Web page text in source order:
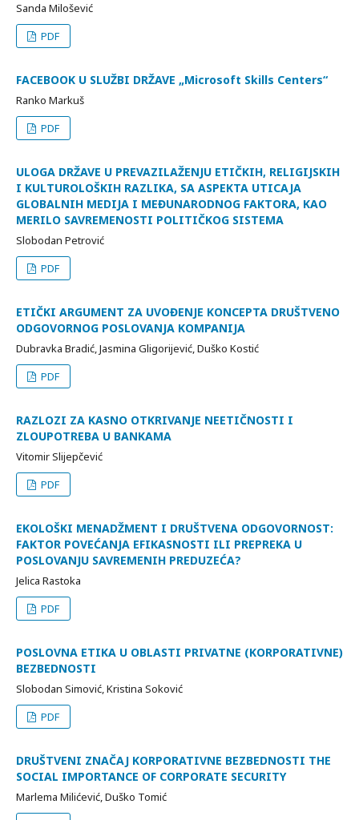
Sanda Milošević
PDF
FACEBOOK U SLUŽBI DRŽAVE „Microsoft Skills Centers“
Ranko Markuš
PDF
ULOGA DRŽAVE U PREVAZILAŽENJU ETIČKIH, RELIGIJSKIH
I KULTUROLOŠKIH RAZLIKA, SA ASPEKTA UTICAJA
GLOBALNIH MEDIJA I MEĐUNARODNOG FAKTORA, KAO
MERILO SAVREMENOSTI POLITIČKOG SISTEMA
Slobodan Petrović
PDF
ETIČKI ARGUMENT ZA UVOĐENJE KONCEPTA DRUŠTVENO
ODGOVORNOG POSLOVANJA KOMPANIJA
Dubravka Bradić, Jasmina Gligorijević, Duško Kostić
PDF
RAZLOZI ZA KASNO OTKRIVANJE NEETIČNOSTI I
ZLOUPOTREBA U BANKAMA
Vitomir Slijepčević
PDF
EKOLOŠKI MENADŽMENT I DRUŠTVENA ODGOVORNOST:
FAKTOR POVEĆANJA EFIKASNOSTI ILI PREPREKA U
POSLOVANJU SAVREMENIH PREDUZEĆA?
Jelica Rastoka
PDF
POSLOVNA ETIKA U OBLASTI PRIVATNE (KORPORATIVNE)
BEZBEDNOSTI
Slobodan Simović, Kristina Soković
PDF
DRUŠTVENI ZNAČAJ KORPORATIVNE BEZBEDNOSTI THE
SOCIAL IMPORTANCE OF CORPORATE SECURITY
Marlema Milićević, Duško Tomić